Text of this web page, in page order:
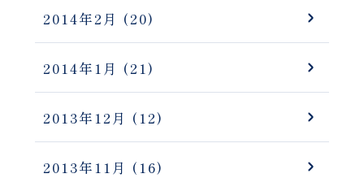
2014年2月 (20)
2014年1月 (21)
2013年12月 (12)
2013年11月 (16)